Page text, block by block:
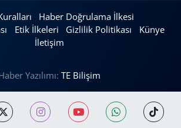
Haber Doğrulama İlkesi
Etik İlkeleri Gizlilik Politikası
Künye
İletişim
Yazılımı: TE Bilişim